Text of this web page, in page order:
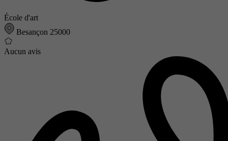
École d'art
Besançon 25000
Aucun avis